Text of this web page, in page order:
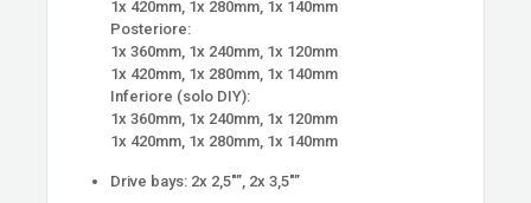
1x 420mm, 1x 280mm, 1x 140mm
Posteriore:
1x 360mm, 1x 240mm, 1x 120mm
1x 420mm, 1x 280mm, 1x 140mm
Inferiore (solo DIY):
1x 360mm, 1x 240mm, 1x 120mm
1x 420mm, 1x 280mm, 1x 140mm
Drive bays: 2x 2,5″”, 2x 3,5″”